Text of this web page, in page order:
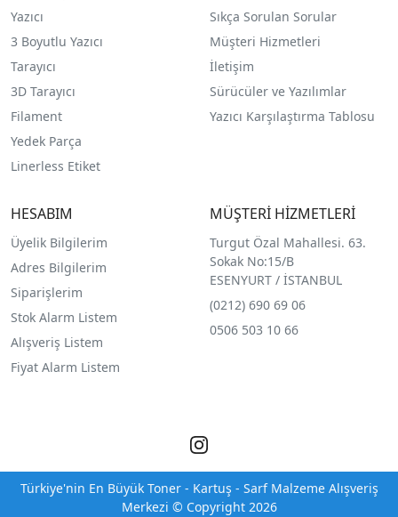
Yazıcı
3 Boyutlu Yazıcı
Tarayıcı
3D Tarayıcı
Filament
Yedek Parça
Linerless Etiket
Sıkça Sorulan Sorular
Müşteri Hizmetleri
İletişim
Sürücüler ve Yazılımlar
Yazıcı Karşılaştırma Tablosu
HESABIM
Üyelik Bilgilerim
Adres Bilgilerim
Siparişlerim
Stok Alarm Listem
Alışveriş Listem
Fiyat Alarm Listem
MÜŞTERİ HİZMETLERİ
Turgut Özal Mahallesi. 63.
Sokak No:15/B
ESENYURT / İSTANBUL
(0212) 690 69 06
0506 503 10 66
Türkiye'nin En Büyük Toner - Kartuş - Sarf Malzeme Alışveriş
Merkezi © Copyright 2026